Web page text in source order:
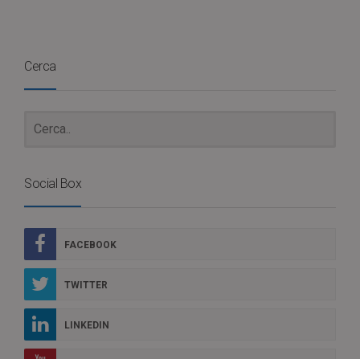
Cerca
Social Box
FACEBOOK
TWITTER
LINKEDIN